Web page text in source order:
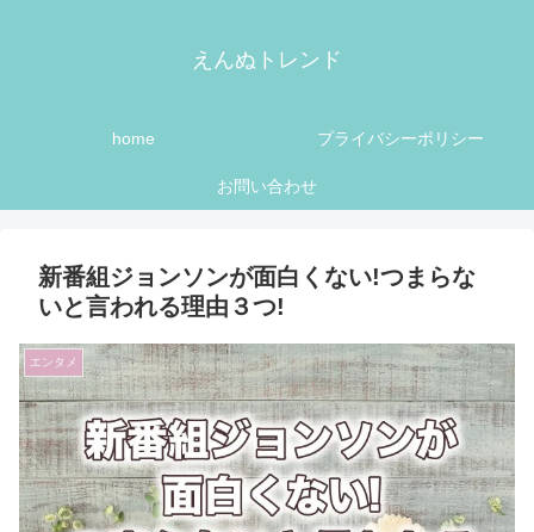
えんぬトレンド
home プライバシーポリシー
お問い合わせ
新番組ジョンソンが面白くない!つまらな
いと言われる理由３つ!
エンタメ